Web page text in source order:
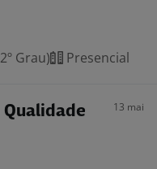
Grau) Presencial
Qualidade 13 mai